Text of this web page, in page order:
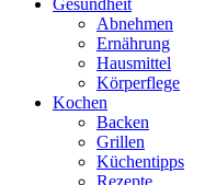
Gesundheit
Abnehmen
Ernährung
Hausmittel
Körperflege
Kochen
Backen
Grillen
Küchentipps
Rezepte